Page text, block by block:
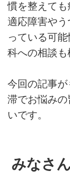
慣を整えても
適応障害や
っている可
科への相談も
今回の記事
滞でお悩み
いです。
みなさ